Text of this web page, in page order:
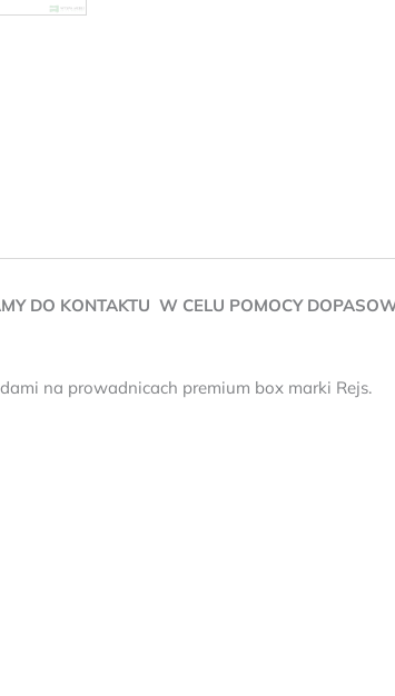
DO KONTAKTU W CELU POMOCY
na prowadnicach premium box marki Rejs.